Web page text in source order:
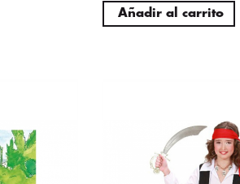
Añadir al carrito